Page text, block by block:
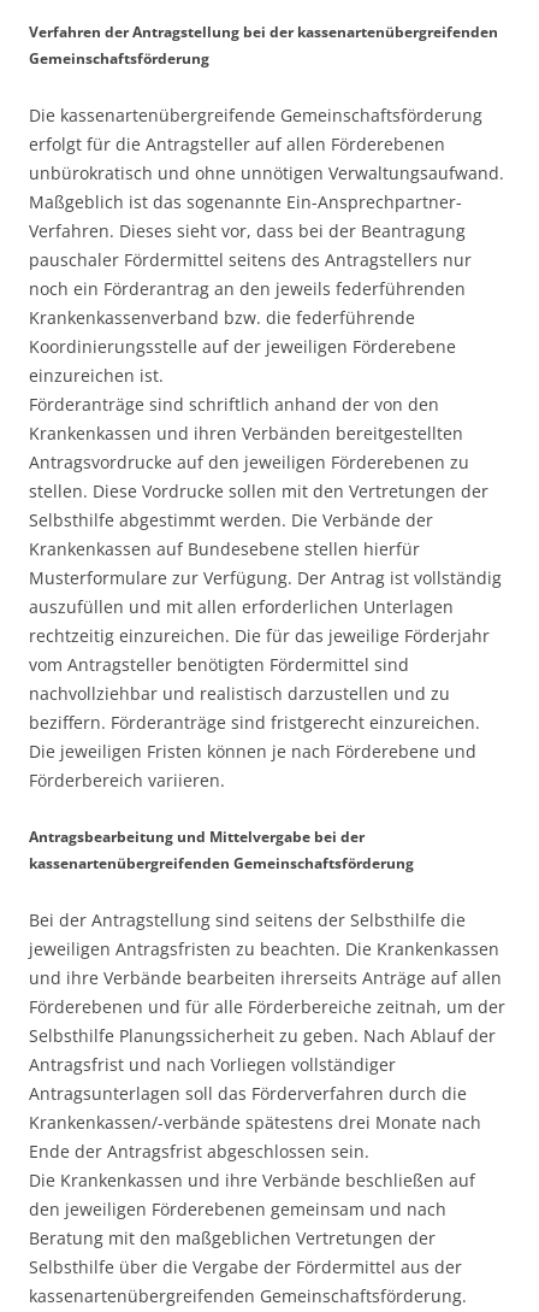
Verfahren der Antragstellung bei der kassenartenübergreifenden
Gemeinschaftsförderung
Die kassenartenübergreifende Gemeinschaftsförderung
erfolgt für die Antragsteller auf allen Förderebenen
unbürokratisch und ohne unnötigen Verwaltungsaufwand.
Maßgeblich ist das sogenannte Ein-Ansprechpartner-
Verfahren. Dieses sieht vor, dass bei der Beantragung
pauschaler Fördermittel seitens des Antragstellers nur
noch ein Förderantrag an den jeweils federführenden
Krankenkassenverband bzw. die federführende
Koordinierungsstelle auf der jeweiligen Förderebene
einzureichen ist.
Förderanträge sind schriftlich anhand der von den
Krankenkassen und ihren Verbänden bereitgestellten
Antragsvordrucke auf den jeweiligen Förderebenen zu
stellen. Diese Vordrucke sollen mit den Vertretungen der
Selbsthilfe abgestimmt werden. Die Verbände der
Krankenkassen auf Bundesebene stellen hierfür
Musterformulare zur Verfügung. Der Antrag ist vollständig
auszufüllen und mit allen erforderlichen Unterlagen
rechtzeitig einzureichen. Die für das jeweilige Förderjahr
vom Antragsteller benötigten Fördermittel sind
nachvollziehbar und realistisch darzustellen und zu
beziffern. Förderanträge sind fristgerecht einzureichen.
Die jeweiligen Fristen können je nach Förderebene und
Förderbereich variieren.
Antragsbearbeitung und Mittelvergabe bei der
kassenartenübergreifenden Gemeinschaftsförderung
Bei der Antragstellung sind seitens der Selbsthilfe die
jeweiligen Antragsfristen zu beachten. Die Krankenkassen
und ihre Verbände bearbeiten ihrerseits Anträge auf allen
Förderebenen und für alle Förderbereiche zeitnah, um der
Selbsthilfe Planungssicherheit zu geben. Nach Ablauf der
Antragsfrist und nach Vorliegen vollständiger
Antragsunterlagen soll das Förderverfahren durch die
Krankenkassen/-verbände spätestens drei Monate nach
Ende der Antragsfrist abgeschlossen sein.
Die Krankenkassen und ihre Verbände beschließen auf
den jeweiligen Förderebenen gemeinsam und nach
Beratung mit den maßgeblichen Vertretungen der
Selbsthilfe über die Vergabe der Fördermittel aus der
kassenartenübergreifenden Gemeinschaftsförderung.